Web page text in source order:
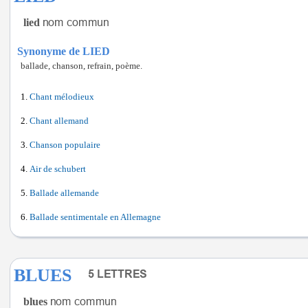
lied
Synonyme de LIED
ballade, chanson, refrain, poème.
Chant mélodieux
Chant allemand
Chanson populaire
Air de schubert
Ballade allemande
Ballade sentimentale en Allemagne
BLUES
blues